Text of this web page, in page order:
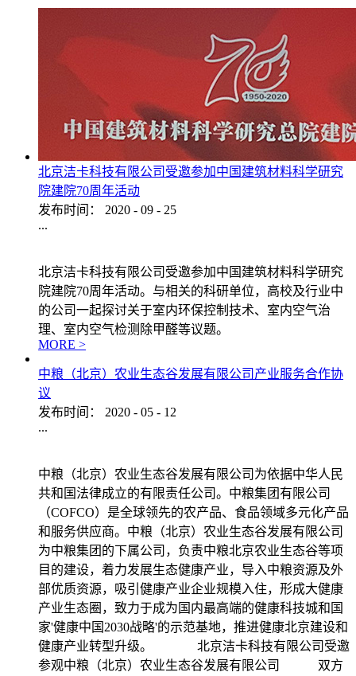
北京洁卡科技有限公司受邀参加中国建筑材料科学研究
院建院70周年活动
发布时间：
2020 - 09 - 25
...
北京洁卡科技有限公司受邀参加中国建筑材料科学研究
院建院70周年活动。与相关的科研单位，高校及行业中
的公司一起探讨关于室内环保控制技术、室内空气治
理、室内空气检测除甲醛等议题。
MORE >
中粮（北京）农业生态谷发展有限公司产业服务合作协
议
发布时间：
2020 - 05 - 12
...
中粮（北京）农业生态谷发展有限公司为依据中华人民
共和国法律成立的有限责任公司。中粮集团有限公司
（COFCO）是全球领先的农产品、食品领域多元化产品
和服务供应商。中粮（北京）农业生态谷发展有限公司
为中粮集团的下属公司，负责中粮北京农业生态谷等项
目的建设，着力发展生态健康产业，导入中粮资源及外
部优质资源，吸引健康产业企业规模入住，形成大健康
产业生态圈，致力于成为国内最高端的健康科技城和国
家'健康中国2030战略'的示范基地，推进健康北京建设和
健康产业转型升级。 北京洁卡科技有限公司受邀
参观中粮（北京）农业生态谷发展有限公司 双方